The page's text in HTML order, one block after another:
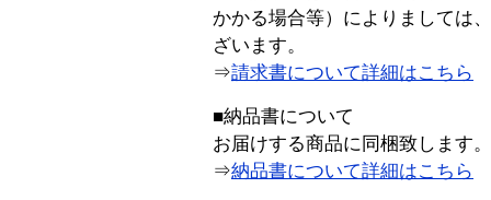
かかる場合等）によりましては
ざいます。
⇒請求書について詳細はこちら
■納品書について
お届けする商品に同梱致します。
⇒納品書について詳細はこちら